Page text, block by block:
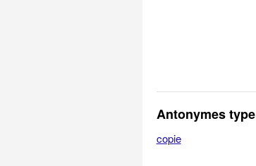
Antonymes type
copie